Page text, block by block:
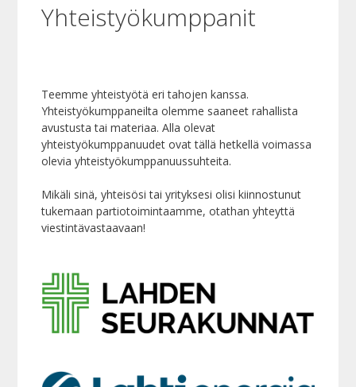
Yhteistyökumppanit
Teemme yhteistyötä eri tahojen kanssa.
Yhteistyökumppaneilta olemme saaneet rahallista
avustusta tai materiaa. Alla olevat
yhteistyökumppanuudet ovat tällä hetkellä voimassa
olevia yhteistyökumppanuussuhteita.
Mikäli sinä, yhteisösi tai yrityksesi olisi kiinnostunut
tukemaan partiotoimintaamme, otathan yhteyttä
viestintävastaavaan!